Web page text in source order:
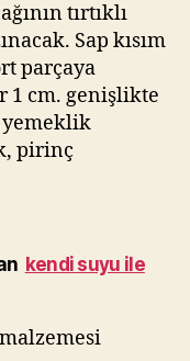
tırtıklı
Sap kısım
parçaya
1 cm. genişlikte
yemeklik
pirinç
kendi suyu ile